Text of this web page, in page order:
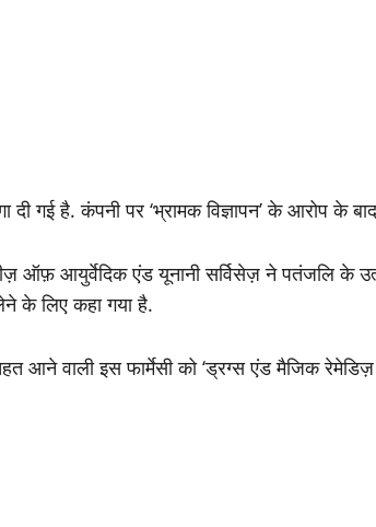
गई है. कंपनी पर ‘भ्रामक विज्ञापन’ के आरोप के
ऑफ़ आयुर्वेदिक एंड यूनानी सर्विसेज़ ने पतंजलि के
के लिए कहा गया है.
आने वाली इस फार्मेसी को ‘ड्रग्स एंड मैजिक